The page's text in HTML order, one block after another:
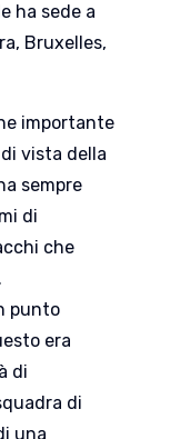
ha sede a
Bruxelles,
importante
vista della
sempre
di
che
punto
era
di
di
una